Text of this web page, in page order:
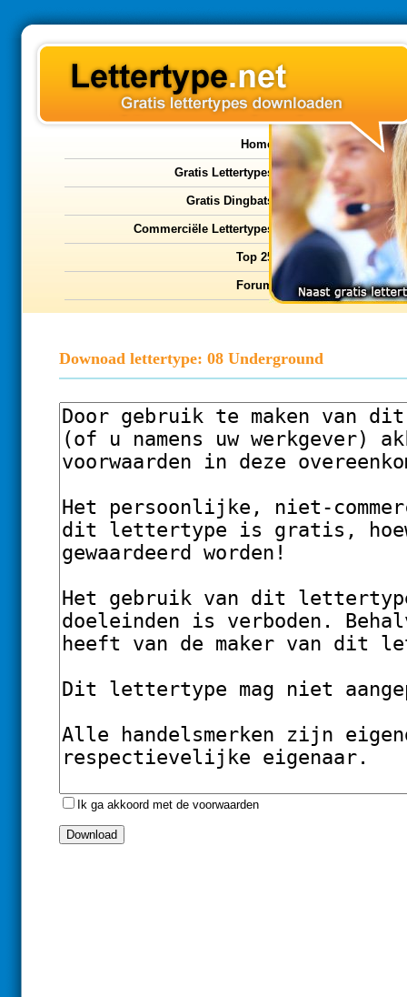
Home
Gratis Lettertypes
Gratis Dingbats
Commerciële Lettertypes
Top 25
Forum
Downoad lettertype: 08 Underground
Ik ga akkoord met de voorwaarden